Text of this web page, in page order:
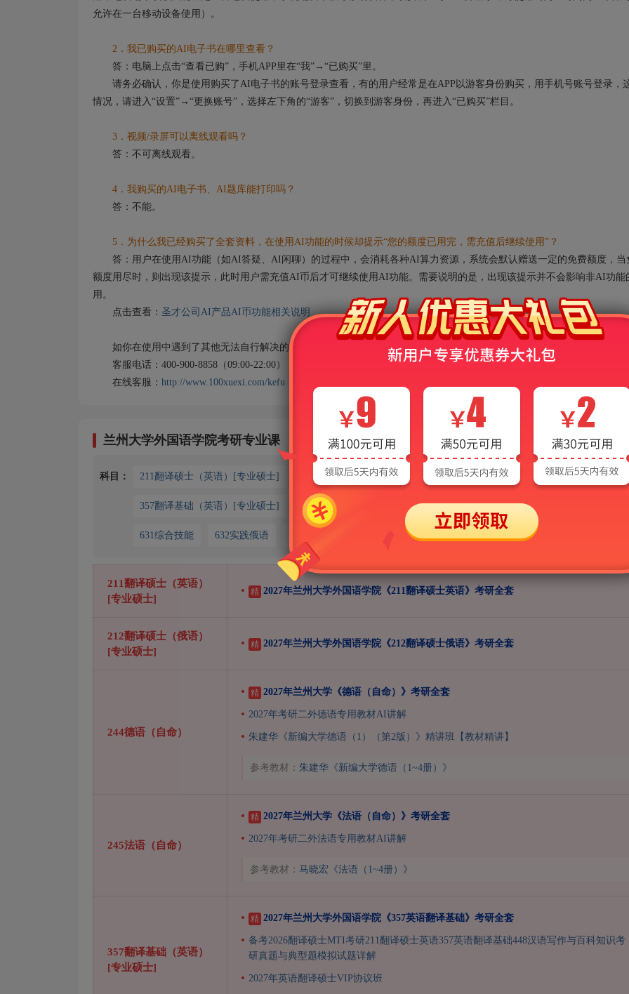
允许在一台移动设备使用）。
2．我已购买的AI电子书在哪里查看？
答：电脑上点击“查看已购”，手机APP里在“我”→“已购买”里。
请务必确认，你是使用购买了AI电子书的账号登录查看，有的用户经常是在APP以游客身份购买，用手机号账号登录，
情况，请进入“设置”→“更换账号”，选择左下角的“游客”，切换到游客身份，再进入“已购买”栏目。
3．视频/录屏可以离线观看吗？
答：不可离线观看。
4．我购买的AI电子书、AI题库能打印吗？
答：不能。
5．为什么我已经购买了全套资料，在使用AI功能的时候却提示“您的额度已用完，需充值后继续使用”？
答：用户在使用AI功能（如AI答疑、AI闲聊）的过程中，会消耗各种AI算力资源，系统会默认赠送一定的免费额度，当
额度用尽时，则出现该提示，此时用户需充值AI币后才可继续使用AI功能。需要说明的是，出现该提示并不会影响非AI功能
用。
点击查看： 圣才公司AI产品AI币功能相关说明
如你在使用中遇到了其他无法自行解决的问题，请联系客服：
客服电话：400-900-8858（09:00-22:00）
在线客服： http://www.100xuexi.com/kefu
兰州大学外国语学院考研专业课
科目： 211翻译硕士（英语）[专业硕士] 212翻译硕士（俄语）[专业硕士] 244德语（自命） 245法语（自命）
357翻译基础（英语）[专业硕士] 358翻译基础（俄语）[专业硕士] 448汉语写作与百科知识[专业硕士]
631综合技能 632实践俄语 837综合知识（俄罗斯与中亚国家社会、文化等）
211翻译硕士（英语）
[专业硕士]
精 2027年兰州大学外国语学院《211翻译硕士英语》考研全套
212翻译硕士（俄语）
[专业硕士]
精 2027年兰州大学外国语学院《212翻译硕士俄语》考研全套
244德语（自命）
精 2027年兰州大学《德语（自命）》考研全套
2027年考研二外德语专用教材AI讲解
朱建华《新编大学德语（1）（第2版）》精讲班【教材精讲】
参考教材： 朱建华《新编大学德语（1~4册）》
245法语（自命）
精 2027年兰州大学《法语（自命）》考研全套
2027年考研二外法语专用教材AI讲解
参考教材： 马晓宏《法语（1~4册）》
357翻译基础（英语）
[专业硕士]
精 2027年兰州大学外国语学院《357英语翻译基础》考研全套
备考2026翻译硕士MTI考研211翻译硕士英语357英语翻译基础448汉语写作与百科知识考
研真题与典型题模拟试题详解
2027年英语翻译硕士VIP协议班